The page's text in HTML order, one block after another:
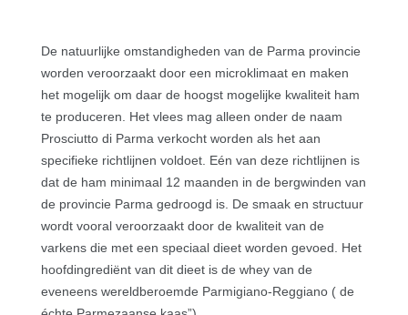
De natuurlijke omstandigheden van de Parma provincie
worden veroorzaakt door een microklimaat en maken
het mogelijk om daar de hoogst mogelijke kwaliteit ham
te produceren. Het vlees mag alleen onder de naam
Prosciutto di Parma verkocht worden als het aan
specifieke richtlijnen voldoet. Eén van deze richtlijnen is
dat de ham minimaal 12 maanden in de bergwinden van
de provincie Parma gedroogd is. De smaak en structuur
wordt vooral veroorzaakt door de kwaliteit van de
varkens die met een speciaal dieet worden gevoed. Het
hoofdingrediënt van dit dieet is de whey van de
eveneens wereldberoemde Parmigiano-Reggiano ( de